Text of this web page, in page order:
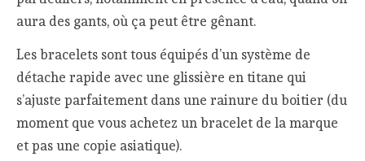
aura des gants, où ça peut être gênant.
Les bracelets sont tous équipés d’un système de
détache rapide avec une glissière en titane qui
s’ajuste parfaitement dans une rainure du boitier (du
moment que vous achetez un bracelet de la marque
et pas une copie asiatique).